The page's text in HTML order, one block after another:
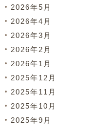
2026年5月
2026年4月
2026年3月
2026年2月
2026年1月
2025年12月
2025年11月
2025年10月
2025年9月